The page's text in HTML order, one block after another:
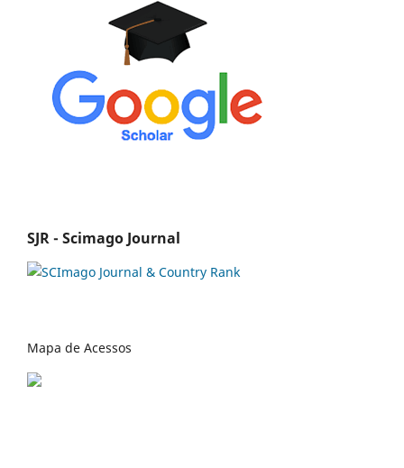
SJR - Scimago Journal
Mapa de Acessos